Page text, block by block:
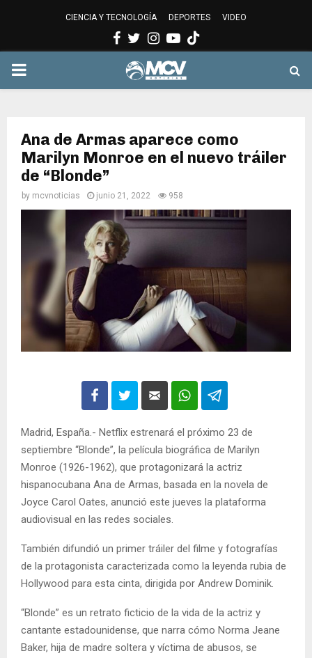
CIENCIA Y TECNOLOGÍA DEPORTES VIDEO
Facebook
Twitter
Instagram
Youtube
PRIMARY
Ana de Armas aparece como
Marilyn Monroe en el nuevo tráiler
de “Blonde”
by mcvnoticias junio 21, 2022 958
Madrid, España.- Netflix estrenará el próximo 23 de
septiembre “Blonde”, la película biográfica de Marilyn
Monroe (1926-1962), que protagonizará la actriz
hispanocubana Ana de Armas, basada en la novela de
Joyce Carol Oates, anunció este jueves la plataforma
audiovisual en las redes sociales.
También difundió un primer tráiler del filme y fotografías
de la protagonista caracterizada como la leyenda rubia de
Hollywood para esta cinta, dirigida por Andrew Dominik.
“Blonde” es un retrato ficticio de la vida de la actriz y
cantante estadounidense, que narra cómo Norma Jeane
Baker, hija de madre soltera y víctima de abusos, se